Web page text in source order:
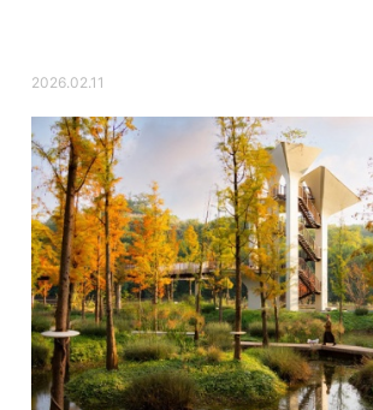
2026.02.11